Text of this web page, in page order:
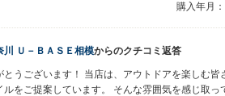
購入年月：
川 Ｕ－ＢＡＳＥ相模からのクチコミ返答
うございます！ 当店は、アウトドアを楽しむ
ルをご提案しています。 そんな雰囲気を感じ取